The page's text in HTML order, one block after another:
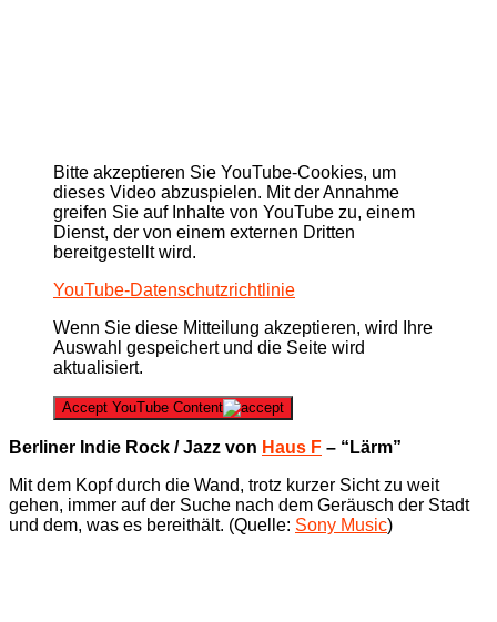
Bitte akzeptieren Sie YouTube-Cookies, um
dieses Video abzuspielen. Mit der Annahme
greifen Sie auf Inhalte von YouTube zu, einem
Dienst, der von einem externen Dritten
bereitgestellt wird.
YouTube-Datenschutzrichtlinie
Wenn Sie diese Mitteilung akzeptieren, wird Ihre
Auswahl gespeichert und die Seite wird
aktualisiert.
Accept YouTube Content
Berliner Indie Rock / Jazz von Haus F – “Lärm”
Mit dem Kopf durch die Wand, trotz kurzer Sicht zu weit
gehen, immer auf der Suche nach dem Geräusch der Stadt
und dem, was es bereithält. (Quelle: Sony Music)